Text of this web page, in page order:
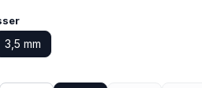
3,5 mm